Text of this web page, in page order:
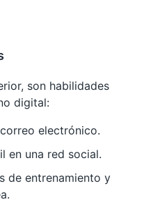
son habilidades
digital:
electrónico.
en una red social.
de entrenamiento y